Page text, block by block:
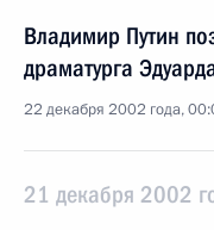
Владимир Путин
драматурга
22 декабря 2002 года,
21 декабря 2002